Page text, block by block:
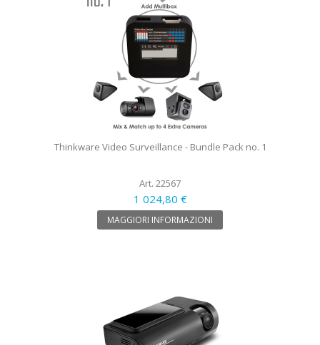
Thinkware Video Surveillance - Bundle Pack no. 1
Art. 22567
1 024,80 €
MAGGIORI INFORMAZIONI